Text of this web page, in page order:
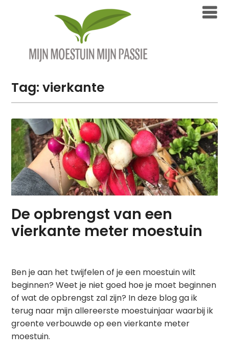
Tag:vierkante
De opbrengst van een
vierkante meter moestuin
Ben je aan het twijfelen of je een moestuin wilt
beginnen? Weet je niet goed hoe je moet beginnen
of wat de opbrengst zal zijn? In deze blog ga ik
terug naar mijn allereerste moestuinjaar waarbij ik
groente verbouwde op een vierkante meter
moestuin.